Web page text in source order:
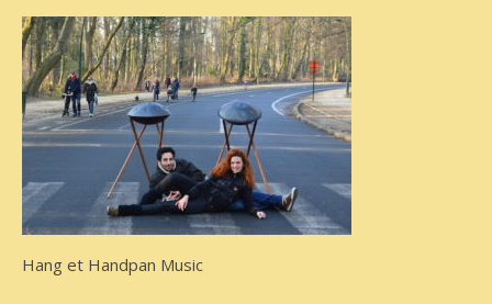
Hang et Handpan Music